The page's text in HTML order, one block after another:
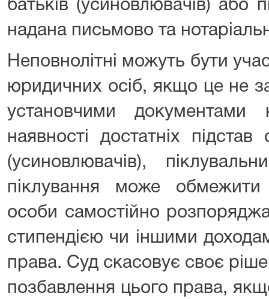
батьків (усиновлювачів) або
надана письмово та
Неповнолітні можуть бути
юридичних осіб, якщо це не
установчими
наявності достатніх
(усиновлювачів),
піклування може обмежити
особи самостійно
стипендією чи іншими
права. Суд скасовує своє
позбавлення цього права,